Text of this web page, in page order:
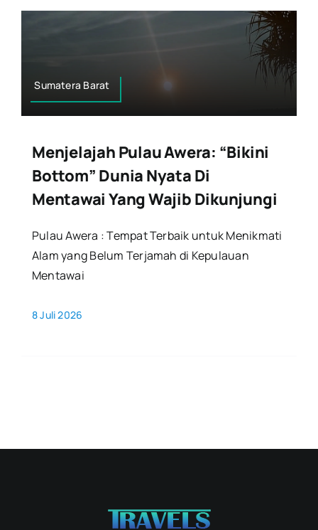
Sumatera Barat
Menjelajah Pulau Awera: “Bikini
Bottom” Dunia Nyata Di
Mentawai Yang Wajib Dikunjungi
Pulau Awera : Tempat Terbaik untuk Menikmati
Alam yang Belum Terjamah di Kepulauan
Mentawai
8 Juli 2026